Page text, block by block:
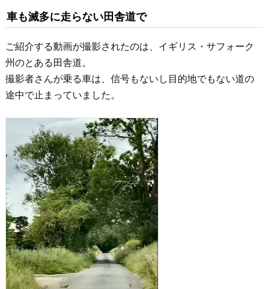
車も滅多に走らない田舎道で
ご紹介する動画が撮影されたのは、イギリス・サフォーク
州のとある田舎道。
撮影者さんが乗る車は、信号もないし目的地でもない道の
途中で止まっていました。